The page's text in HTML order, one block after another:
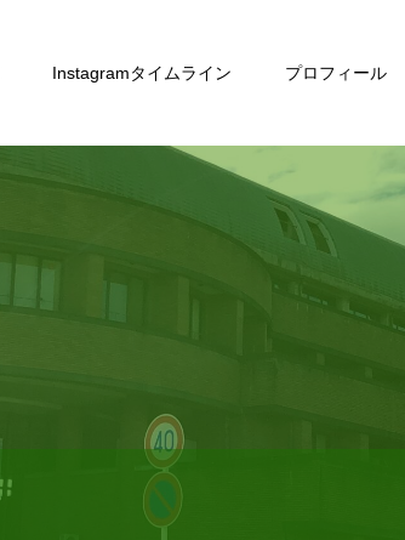
Instagramタイムライン プロフィール